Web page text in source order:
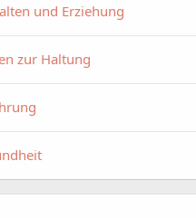
und Erziehung
zur Haltung